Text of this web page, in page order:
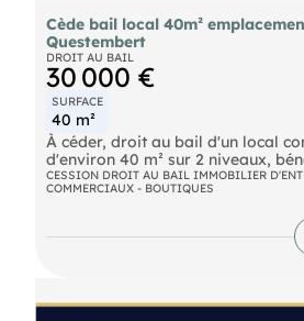
Cède bail local 40m²
Questembert
DROIT AU BAIL
30 000 €
SURFACE
40 m²
À céder, droit au bail d'un local
d'environ 40 m² sur 2 niveaux,
emplacement n°1 avec une
Bail tous commerces avec
proximité. Une opportunité idéale
ou développer votre activité.
nosautres biens sur notre site
sur une équipe de professionnels
CESSION DROIT AU BAIL IMMOBILIER
COMMERCIAUX - BOUTIQUES